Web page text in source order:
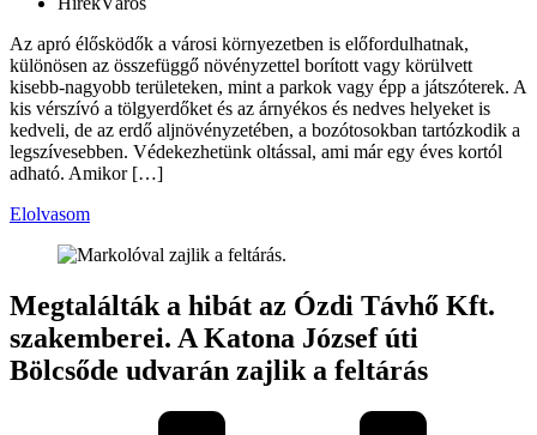
Az apró élősködők a városi környezetben is előfordulhatnak,
különösen az összefüggő növényzettel borított vagy körülvett
kisebb-nagyobb területeken, mint a parkok vagy épp a játszóterek. A
kis vérszívó a tölgyerdőket és az árnyékos és nedves helyeket is
kedveli, de az erdő aljnövényzetében, a bozótosokban tartózkodik a
legszívesebben. Védekezhetünk oltással, ami már egy éves kortól
adható. Amikor […]
Elolvasom
Megtalálták a hibát az Ózdi Távhő Kft.
szakemberei. A Katona József úti
Bölcsőde udvarán zajlik a feltárás